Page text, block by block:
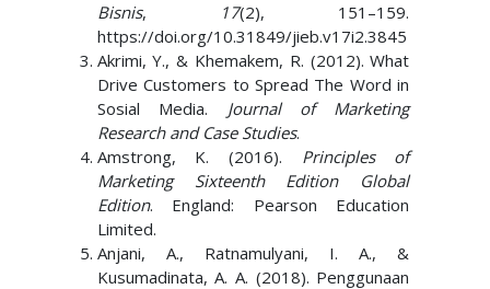
Bisnis, 17(2), 151–159.
https://doi.org/10.31849/jieb.v17i2.3845
Akrimi, Y., & Khemakem, R. (2012). What
Drive Customers to Spread The Word in
Sosial Media. Journal of Marketing
Research and Case Studies.
Amstrong, K. (2016). Principles of
Marketing Sixteenth Edition Global
Edition. England: Pearson Education
Limited.
Anjani, A., Ratnamulyani, I. A., &
Kusumadinata, A. A. (2018). Penggunaan